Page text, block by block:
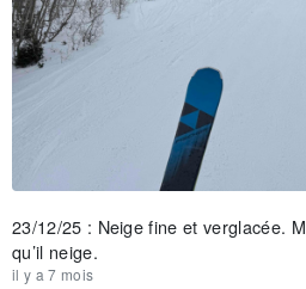
23/12/25 : Neige fine et verglacée.
qu’il neige.
il y a 7 mois